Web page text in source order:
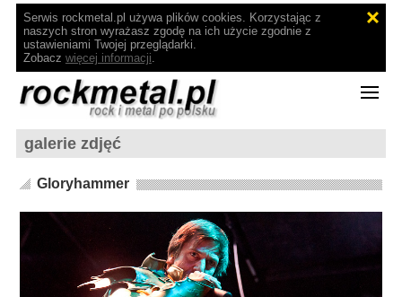
Serwis rockmetal.pl używa plików cookies. Korzystając z
naszych stron wyrażasz zgodę na ich użycie zgodnie z
ustawieniami Twojej przeglądarki.
Zobacz więcej informacji.
galerie zdjęć
Gloryhammer